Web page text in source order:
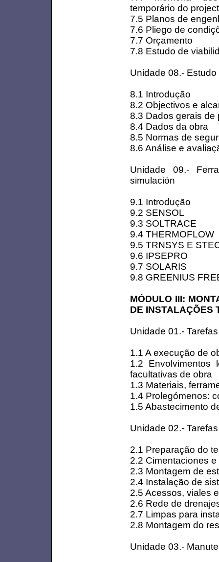
temporário do
7.5 Planos de
7.6 Pliego de
7.7 Orçamento
7.8 Estudo de
Unidade 08.-
8.1 Introdução
8.2 Objectivos e
8.3 Dados gerais de
8.4 Dados da obra
8.5 Normas de
8.6 Análise e
Unidade 09.-
simulación
9.1 Introdução
9.2 SENSOL
9.3 SOLTRACE
9.4 THERMOFLOW
9.5 TRNSYS E
9.6 IPSEPRO
9.7 SOLARIS
9.8 GREENIUS
MÓDULO III:
DE INSTALAÇÕES
Unidade 01.-
1.1 A execução de
1.2 Envolvimentos
facultativas de obra
1.3 Materiais,
1.4 Prolegómenos:
1.5 Abastecimento
Unidade 02.-
2.1 Preparação do
2.2 Cimentaciones
2.3 Montagem de
2.4 Instalação de
2.5 Acessos, viales
2.6 Rede de
2.7 Limpas para
2.8 Montagem do
Unidade 03.-